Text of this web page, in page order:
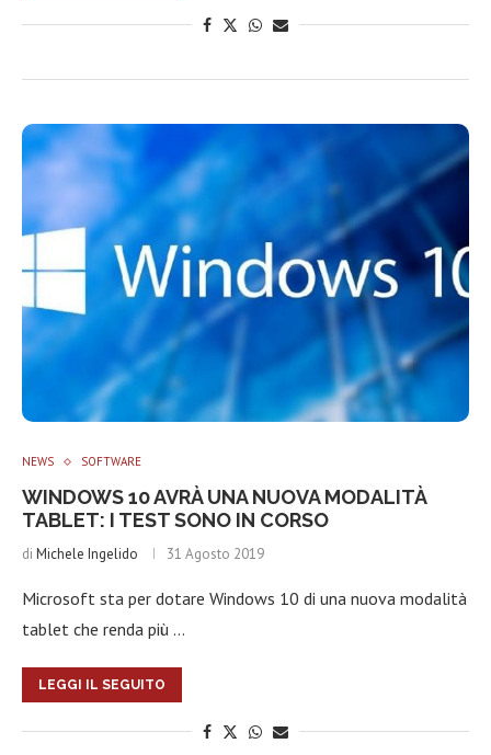
NEWS SOFTWARE
WINDOWS 10 AVRÀ UNA NUOVA MODALITÀ
TABLET: I TEST SONO IN CORSO
di Michele Ingelido 31 Agosto 2019
Microsoft sta per dotare Windows 10 di una nuova modalità
tablet che renda più …
LEGGI IL SEGUITO